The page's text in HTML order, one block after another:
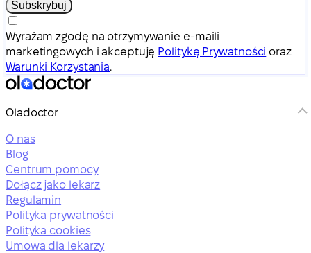
Subskrybuj
Wyrażam zgodę na otrzymywanie e-maili
marketingowych i akceptuję Politykę Prywatności oraz
Warunki Korzystania.
Oladoctor
O nas
Blog
Centrum pomocy
Dołącz jako lekarz
Regulamin
Polityka prywatności
Polityka cookies
Umowa dla lekarzy